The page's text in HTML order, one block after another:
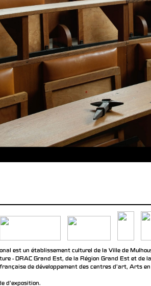
est un établissement culturel de la Ville de
- DRAC Grand Est, de la Région Grand Est et de
de développement des centres d'art, Arts
d'exposition.